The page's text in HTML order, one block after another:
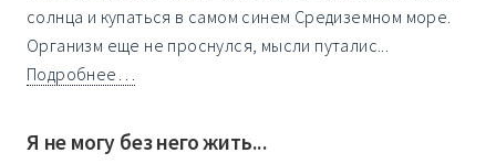
солнца и купаться в самом синем Средиземном море.
Организм еще не проснулся, мысли путалис...
Подробнее…
Я не могу без него жить...